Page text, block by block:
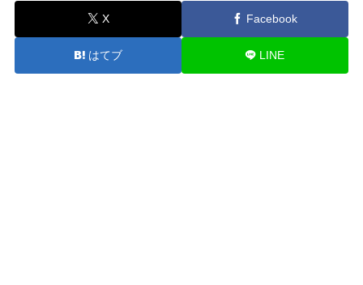
X Facebook
はてブ LINE